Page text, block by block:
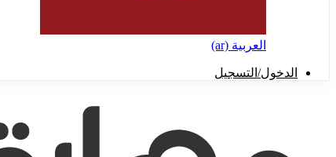
العربية ‎(ar)‎
الدخول/التسجيل